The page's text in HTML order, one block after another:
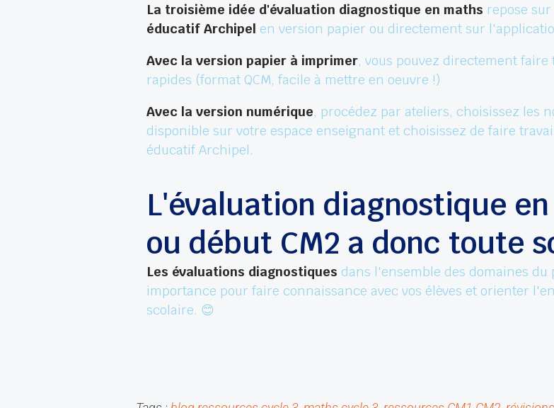
La troisième idée d'évaluation diagnostique en maths repose sur
éducatif Archipel en version papier ou directement sur
Avec la version papier à imprimer, vous pouvez directement
rapides (format QCM, facile à mettre en oeuvre !)
Avec la version numérique, procédez par ateliers, choisissez les
disponible sur votre espace enseignant et choisissez de faire
éducatif Archipel.
L'évaluation diagnostique
ou début CM2 a donc toute
Les évaluations diagnostiques dans l'ensemble des domaines
importance pour faire connaissance avec vos élèves et orienter
scolaire. 😊